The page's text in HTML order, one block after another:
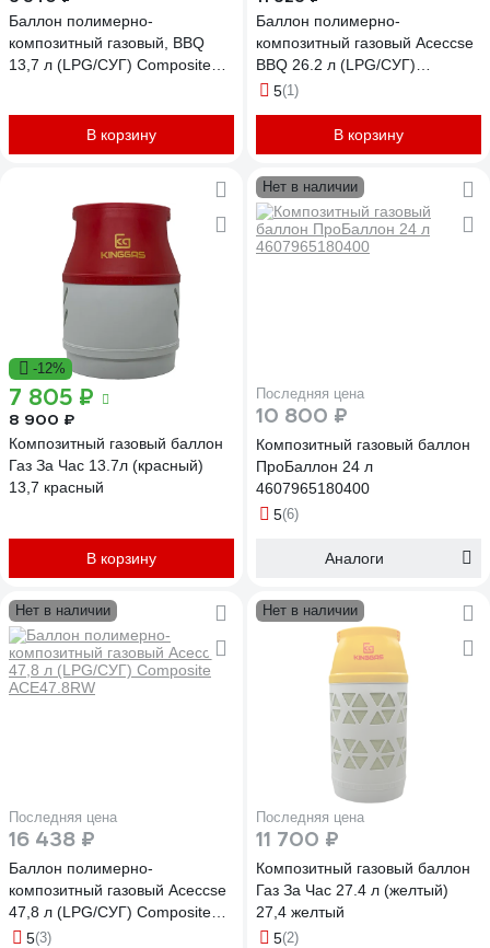
Баллон полимерно-
композитный газовый, BBQ
13,7 л (LPG/СУГ) Composite
В корзину
Баллон полимерно-
композитный газовый Aceccse
BBQ 26.2 л (LPG/СУГ)
Composite ACE26.2BBQ
5(1)
В корзину
-12%
7 805 ₽
8 900 ₽
Композитный газовый баллон
Газ За Час 13.7л (красный)
13,7 красный
В корзину
Нет в наличии
Последняя цена
10 800 ₽
Композитный газовый баллон
ПроБаллон 24 л
4607965180400
5(6)
Аналоги
Нет в наличии
Последняя цена
16 438 ₽
Баллон полимерно-
композитный газовый Aceccse
47,8 л (LPG/СУГ) Composite
ACE47.8RW
5(3)
Нет в наличии
Последняя цена
11 700 ₽
Композитный газовый баллон
Газ За Час 27.4 л (желтый)
27,4 желтый
5(2)